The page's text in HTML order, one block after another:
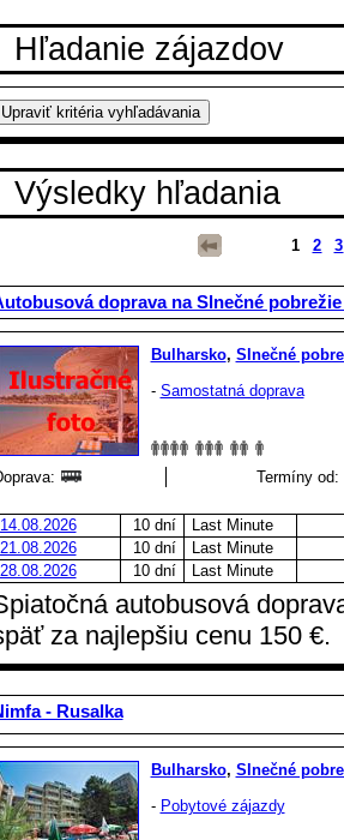
Hľadanie zájazdov
Výsledky hľadania
1 2 3
doprava na Slnečné
Bulharsko, Slnečné
- Samostatná doprava
Termíny od:
14.08.2026 10 dní
Last Minute
21.08.2026
10 dní
Last Minute
28.08.2026
10 dní Last Minute
autobusová
za najlepšiu cenu 150 €.
- Rusalka
Bulharsko, Slnečné
- Pobytové zájazdy